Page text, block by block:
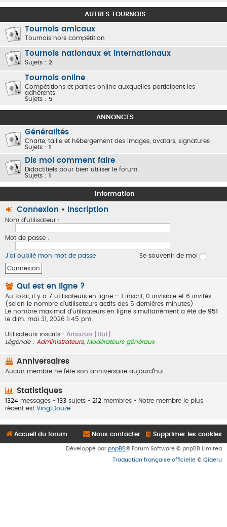
AUTRES TOURNOIS
Tournois amicaux
Tournois hors compétition
Tournois nationaux et internationaux
Sujets : 2
Tournois online
Compétitions et parties online auxquelles participent les
adhérents
Sujets : 5
ANNONCES
Généralités
Charte, taille et hébergement des images, avatars, signatures
Sujets : 1
Dis moi comment faire
Didactitiels pour bien utiliser le forum
Sujets : 1
Information
Connexion • Inscription
Nom d’utilisateur :
Mot de passe :
J’ai oublié mon mot de passe Se souvenir de moi
Qui est en ligne ?
Au total, il y a 7 utilisateurs en ligne :: 1 inscrit, 0 invisible et 6 invités
(selon le nombre d’utilisateurs actifs des 5 dernières minutes)
Le nombre maximal d’utilisateurs en ligne simultanément a été de 951
le dim. mai 31, 2026 1:45 pm
Utilisateurs inscrits : Amazon [Bot]
Légende : Administrateurs, Modérateurs généraux
Anniversaires
Aucun membre ne fête son anniversaire aujourd’hui.
Statistiques
1324 messages • 133 sujets • 212 membres • Notre membre le plus
récent est VingtDouze
Accueil du forum Supprimer les cookies
Nous contacter
Développé par phpBB® Forum Software © phpBB Limited
Traduction française officielle © Qiaeru